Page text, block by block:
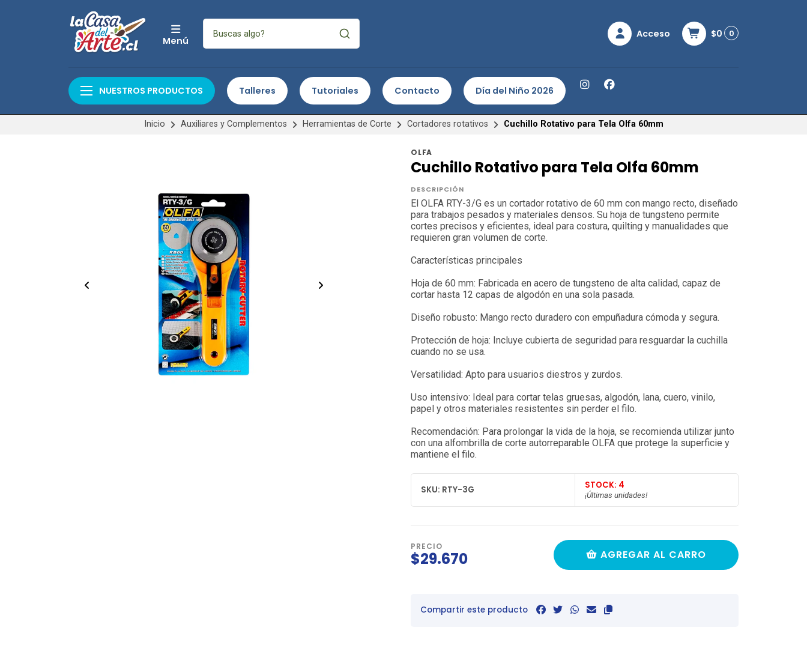
Menú
Acceso $0 0
NUESTROS PRODUCTOS Talleres Tutoriales Contacto Día del Niño 2026
Inicio Auxiliares y Complementos Herramientas de Corte Cortadores rotativos Cuchillo Rotativo para Tela Olfa 60mm
OLFA
Cuchillo Rotativo para Tela Olfa 60mm
DESCRIPCIÓN
El OLFA RTY-3/G es un cortador rotativo de 60 mm con mango recto, diseñado
para trabajos pesados y materiales densos. Su hoja de tungsteno permite
cortes precisos y eficientes, ideal para costura, quilting y manualidades que
requieren gran volumen de corte.
Características principales
Hoja de 60 mm: Fabricada en acero de tungsteno de alta calidad, capaz de
cortar hasta 12 capas de algodón en una sola pasada.
Diseño robusto: Mango recto duradero con empuñadura cómoda y segura.
Protección de hoja: Incluye cubierta de seguridad para resguardar la cuchilla
cuando no se usa.
Versatilidad: Apto para usuarios diestros y zurdos.
Uso intensivo: Ideal para cortar telas gruesas, algodón, lana, cuero, vinilo,
papel y otros materiales resistentes sin perder el filo.
Recomendación: Para prolongar la vida de la hoja, se recomienda utilizar junto
con una alfombrilla de corte autorreparable OLFA que protege la superficie y
mantiene el filo.
SKU: RTY-3G STOCK: 4
¡Últimas unidades!
PRECIO
$29.670 AGREGAR AL CARRO
Compartir este producto